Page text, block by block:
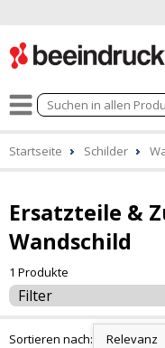
Startseite Schilder
Ersatzteile &
Wandschild
1 Produkte
Filter
Sortieren nach: